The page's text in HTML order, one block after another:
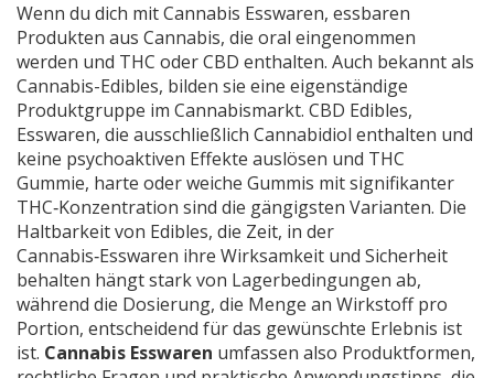
Wenn du dich mitCannabis Esswaren, essbaren
Produkten aus Cannabis, die oral eingenommen
werden und THC oder CBD enthalten. Auch bekannt als
Cannabis-Edibles, bilden sie eine eigenständige
Produktgruppe im Cannabismarkt. CBD Edibles,
Esswaren, die ausschließlich Cannabidiol enthalten und
keine psychoaktiven Effekte auslösen und THC
Gummie, harte oder weiche Gummis mit signifikanter
THC‑Konzentration sind die gängigsten Varianten. Die
Haltbarkeit von Edibles, die Zeit, in der
Cannabis‑Esswaren ihre Wirksamkeit und Sicherheit
behalten hängt stark von Lagerbedingungen ab,
während die Dosierung, die Menge an Wirkstoff pro
Portion, entscheidend für das gewünschte Erlebnis ist
ist. Cannabis Esswaren umfassen also Produktformen,